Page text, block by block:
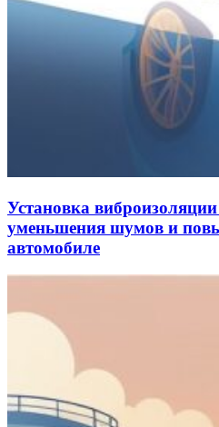
Установка
уменьшения шумов и
автомобиле